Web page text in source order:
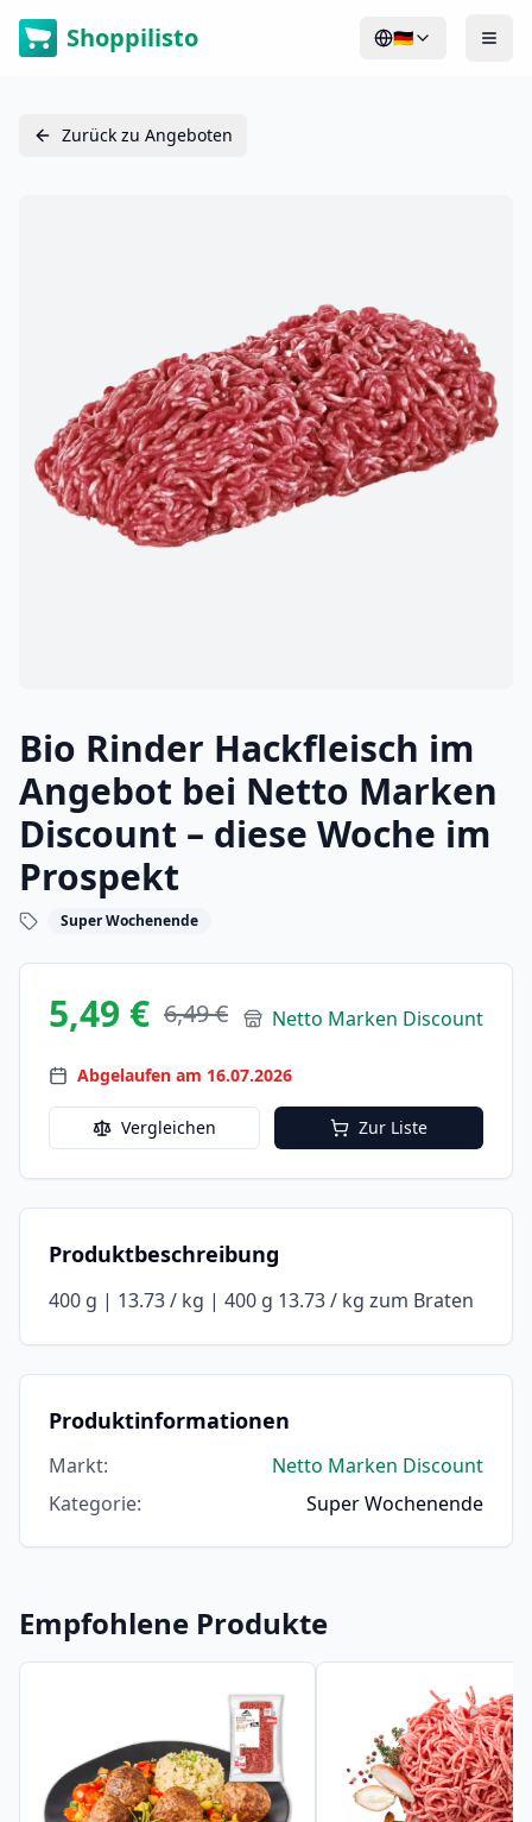
Shoppilisto 🇩🇪
Zurück zu Angeboten
Bio Rinder Hackfleisch im
Angebot bei Netto Marken
Discount – diese Woche im
Prospekt
Super Wochenende
5,49 € 6,49 € Netto Marken Discount
Abgelaufen am 16.07.2026
Vergleichen Zur Liste
Produktbeschreibung
400 g | 13.73 / kg | 400 g 13.73 / kg zum Braten
Produktinformationen
Markt:
Netto Marken Discount
Kategorie: Super Wochenende
Empfohlene Produkte